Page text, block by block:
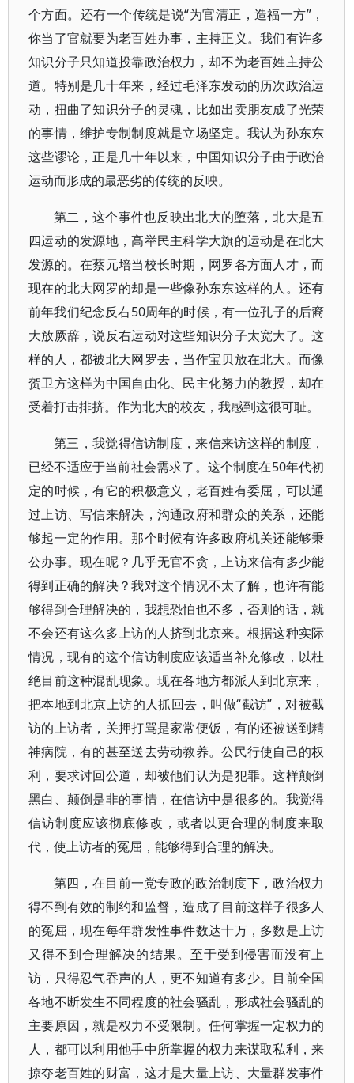
个方面。还有一个传统是说“为官清正，造福一方”，
你当了官就要为老百姓办事，主持正义。我们有许多
知识分子只知道投靠政治权力，却不为老百姓主持公
道。特别是几十年来，经过毛泽东发动的历次政治运
动，扭曲了知识分子的灵魂，比如出卖朋友成了光荣
的事情，维护专制制度就是立场坚定。我认为孙东东
这些谬论，正是几十年以来，中国知识分子由于政治
运动而形成的最恶劣的传统的反映。
第二，这个事件也反映出北大的堕落，北大是五
四运动的发源地，高举民主科学大旗的运动是在北大
发源的。在蔡元培当校长时期，网罗各方面人才，而
现在的北大网罗的却是一些像孙东东这样的人。还有
前年我们纪念反右50周年的时候，有一位孔子的后裔
大放厥辞，说反右运动对这些知识分子太宽大了。这
样的人，都被北大网罗去，当作宝贝放在北大。而像
贺卫方这样为中国自由化、民主化努力的教授，却在
受着打击排挤。作为北大的校友，我感到这很可耻。
第三，我觉得信访制度，来信来访这样的制度，
已经不适应于当前社会需求了。这个制度在50年代初
定的时候，有它的积极意义，老百姓有委屈，可以通
过上访、写信来解决，沟通政府和群众的关系，还能
够起一定的作用。那个时候有许多政府机关还能够秉
公办事。现在呢？几乎无官不贪，上访来信有多少能
得到正确的解决？我对这个情况不太了解，也许有能
够得到合理解决的，我想恐怕也不多，否则的话，就
不会还有这么多上访的人挤到北京来。根据这种实际
情况，现有的这个信访制度应该适当补充修改，以杜
绝目前这种混乱现象。现在各地方都派人到北京来，
把本地到北京上访的人抓回去，叫做“截访”，对被截
访的上访者，关押打骂是家常便饭，有的还被送到精
神病院，有的甚至送去劳动教养。公民行使自己的权
利，要求讨回公道，却被他们认为是犯罪。这样颠倒
黑白、颠倒是非的事情，在信访中是很多的。我觉得
信访制度应该彻底修改，或者以更合理的制度来取
代，使上访者的冤屈，能够得到合理的解决。
第四，在目前一党专政的政治制度下，政治权力
得不到有效的制约和监督，造成了目前这样子很多人
的冤屈，现在每年群发性事件数达十万，多数是上访
又得不到合理解决的结果。至于受到侵害而没有上
访，只得忍气吞声的人，更不知道有多少。目前全国
各地不断发生不同程度的社会骚乱，形成社会骚乱的
主要原因，就是权力不受限制。任何掌握一定权力的
人，都可以利用他手中所掌握的权力来谋取私利，来
掠夺老百姓的财富，这才是大量上访、大量群发事件